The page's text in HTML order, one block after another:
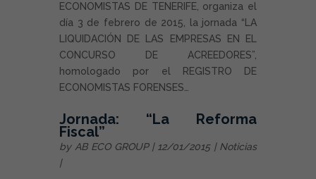
ECONOMISTAS DE TENERIFE, organiza el
día 3 de febrero de 2015, la jornada “LA
LIQUIDACIÓN DE LAS EMPRESAS EN EL
CONCURSO DE ACREEDORES”,
homologado por el REGISTRO DE
ECONOMISTAS FORENSES…
Jornada: “La Reforma
Fiscal”
by AB ECO GROUP| 12/01/2015 | Noticias
|